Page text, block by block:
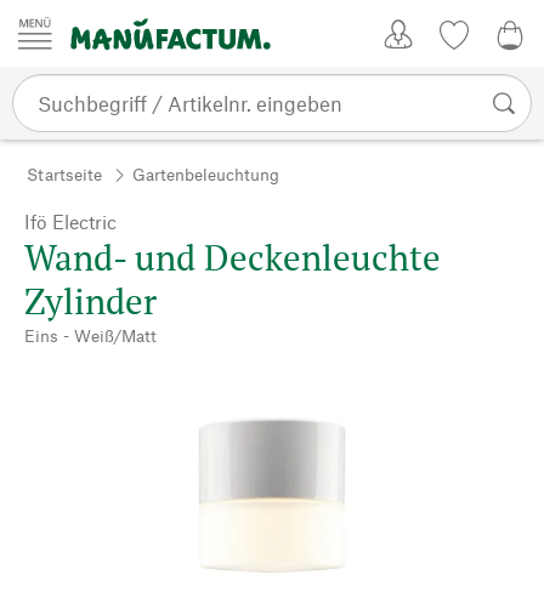
Zum Inhalt springen
Startseite Gartenbeleuchtung
Ifö Electric
Wand- und Deckenleuchte
Zylinder
Eins - Weiß/Matt